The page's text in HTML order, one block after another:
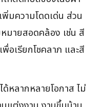
มความโดดเด่น ส่วน
มายสอดคล้อง เช่น สี
อเรียกโชคลาภ และสี
ด้หลากหลายโอกาส ไม่